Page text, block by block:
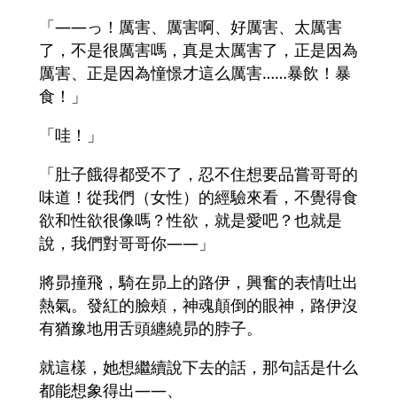
「――っ！厲害、厲害啊、好厲害、太厲害
了，不是很厲害嗎，真是太厲害了，正是因為
厲害、正是因為憧憬才這么厲害……暴飲！暴
食！」
「哇！」
「肚子餓得都受不了，忍不住想要品嘗哥哥的
味道！從我們（女性）的經驗來看，不覺得食
欲和性欲很像嗎？性欲，就是愛吧？也就是
說，我們對哥哥你――」
將昴撞飛，騎在昴上的路伊，興奮的表情吐出
熱氣。發紅的臉頰，神魂顛倒的眼神，路伊沒
有猶豫地用舌頭纏繞昴的脖子。
就這樣，她想繼續說下去的話，那句話是什么
都能想象得出――、